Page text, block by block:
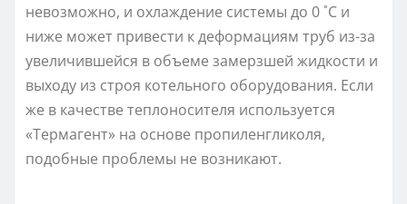
невозможно, и охлаждение системы до 0 ˚С и
ниже может привести к деформациям труб из-за
увеличившейся в объеме замерзшей жидкости и
выходу из строя котельного оборудования. Если
же в качестве теплоносителя используется
«Термагент» на основе пропиленгликоля,
подобные проблемы не возникают.